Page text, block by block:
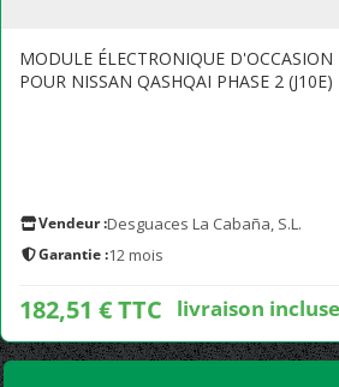
MODULE ÉLECTRONIQUE D'OCCASION
POUR NISSAN QASHQAI PHASE 2 (J10E)
Vendeur :Desguaces La Cabaña, S.L.
Garantie :12 mois
182,51 € TTC livraison incluse